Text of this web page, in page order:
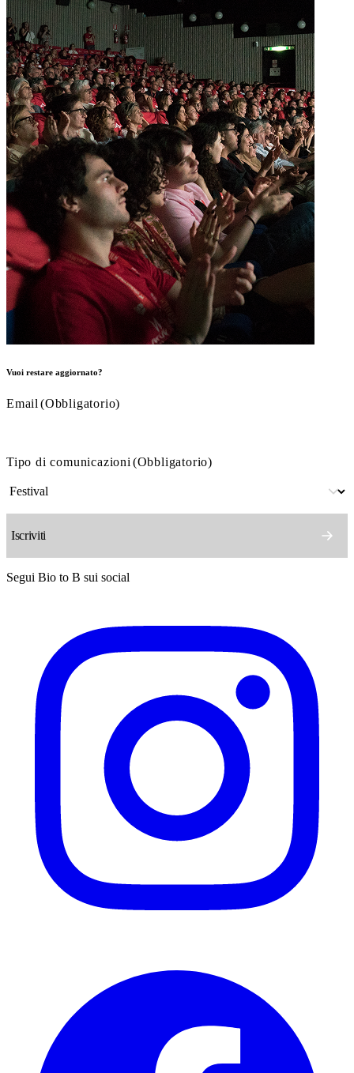
Vuoi restare aggiornato?
Email (Obbligatorio)
Tipo di comunicazioni (Obbligatorio)
Segui Bio to B sui social